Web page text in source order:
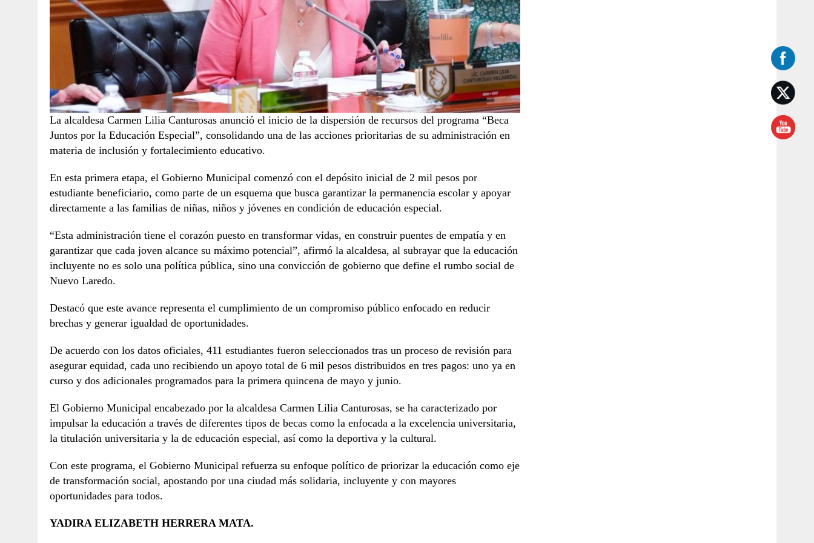
La alcaldesa Carmen Lilia Canturosas anunció el inicio de la dispersión de recursos del programa “Beca
Juntos por la Educación Especial”, consolidando una de las acciones prioritarias de su administración en
materia de inclusión y fortalecimiento educativo.
En esta primera etapa, el Gobierno Municipal comenzó con el depósito inicial de 2 mil pesos por
estudiante beneficiario, como parte de un esquema que busca garantizar la permanencia escolar y apoyar
directamente a las familias de niñas, niños y jóvenes en condición de educación especial.
“Esta administración tiene el corazón puesto en transformar vidas, en construir puentes de empatía y en
garantizar que cada joven alcance su máximo potencial”, afirmó la alcaldesa, al subrayar que la educación
incluyente no es solo una política pública, sino una convicción de gobierno que define el rumbo social de
Nuevo Laredo.
Destacó que este avance representa el cumplimiento de un compromiso público enfocado en reducir
brechas y generar igualdad de oportunidades.
De acuerdo con los datos oficiales, 411 estudiantes fueron seleccionados tras un proceso de revisión para
asegurar equidad, cada uno recibiendo un apoyo total de 6 mil pesos distribuidos en tres pagos: uno ya en
curso y dos adicionales programados para la primera quincena de mayo y junio.
El Gobierno Municipal encabezado por la alcaldesa Carmen Lilia Canturosas, se ha caracterizado por
impulsar la educación a través de diferentes tipos de becas como la enfocada a la excelencia universitaria,
la titulación universitaria y la de educación especial, así como la deportiva y la cultural.
Con este programa, el Gobierno Municipal refuerza su enfoque político de priorizar la educación como eje
de transformación social, apostando por una ciudad más solidaria, incluyente y con mayores
oportunidades para todos.
YADIRA ELIZABETH HERRERA MATA.